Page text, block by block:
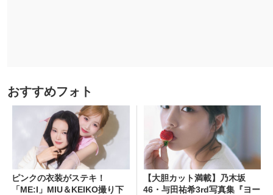
おすすめフォト
ピンクの衣装がステキ！
「ME:I」MIU＆KEIKO撮り下
【大胆カット満載】乃木坂
46・与田祐希3rd写真集『ヨー